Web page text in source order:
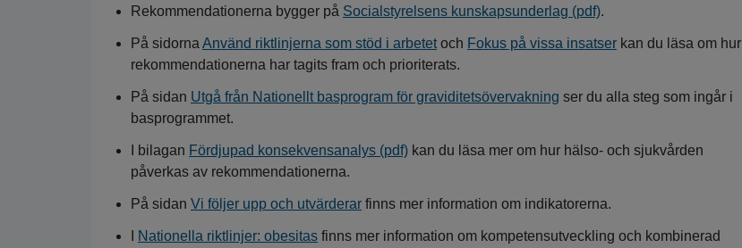
Rekommendationerna bygger på Socialstyrelsens kunskapsunderlag (pdf).
På sidorna Använd riktlinjerna som stöd i arbetetoch Fokus på vissa insatser kan du läsa om hur
rekommendationerna har tagits fram och prioriterats.
På sidan Utgå från Nationellt basprogram för graviditetsövervakning ser du alla steg som ingår i
basprogrammet.
I bilagan Fördjupad konsekvensanalys (pdf) kan du läsa mer om hur hälso- och sjukvården
påverkas av rekommendationerna.
På sidan Vi följer upp och utvärderar finns mer information om indikatorerna.
Nationella riktlinjer: obesitas finns mer information om kompetensutveckling och kombinerad